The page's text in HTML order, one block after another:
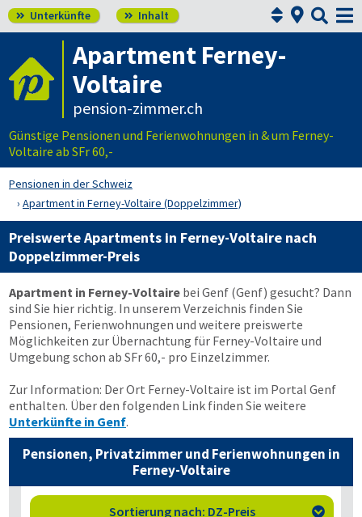
 Unterkünfte  Inhalt  

Apartment Ferney-
Voltaire
pension-zimmer.ch
Günstige Pensionen und Ferienwohnungen in & um Ferney-
Voltaire ab SFr 60,-
Pensionen in der Schweiz
Apartment in Ferney-Voltaire (Doppelzimmer)
Preiswerte Apartments in Ferney-Voltaire nach
Doppelzimmer-Preis
Apartment in Ferney-Voltaire bei Genf (Genf) gesucht? Dann
sind Sie hier richtig. In unserem Verzeichnis finden Sie
Pensionen, Ferienwohnungen und weitere preiswerte
Möglichkeiten zur Übernachtung für Ferney-Voltaire und
Umgebung schon ab SFr 60,- pro Einzelzimmer.
Zur Information: Der Ort Ferney-Voltaire ist im Portal Genf
enthalten. Über den folgenden Link finden Sie weitere
Unterkünfte in Genf.
Pensionen, Privatzimmer und Ferienwohnungen in
Ferney-Voltaire
Sortierung nach: DZ-Preis 